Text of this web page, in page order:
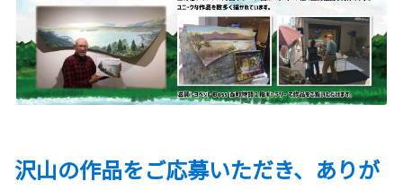
沢山の作品をご応募いただき、ありが